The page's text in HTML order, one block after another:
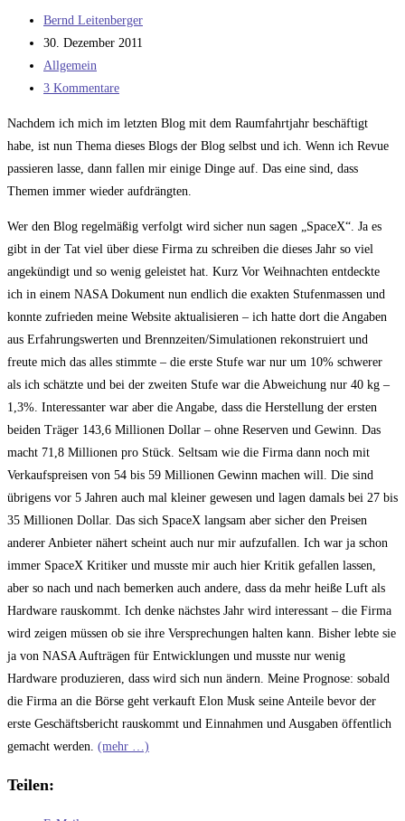
Beitrags-
Autor:
Bernd Leitenberger
Beitrag
veröffentlicht:
30. Dezember 2011
Beitrags-
Kategorie:
Allgemein
Beitrags-
3 Kommentare
Nachdem ich mich im letzten Blog mit dem Raumfahrtjahr beschäftigt
habe, ist nun Thema dieses Blogs der Blog selbst und ich. Wenn ich Revue
passieren lasse, dann fallen mir einige Dinge auf. Das eine sind, dass
Themen immer wieder aufdrängten.
Wer den Blog regelmäßig verfolgt wird sicher nun sagen „SpaceX“. Ja es
gibt in der Tat viel über diese Firma zu schreiben die dieses Jahr so viel
angekündigt und so wenig geleistet hat. Kurz Vor Weihnachten entdeckte
ich in einem NASA Dokument nun endlich die exakten Stufenmassen und
konnte zufrieden meine Website aktualisieren – ich hatte dort die Angaben
aus Erfahrungswerten und Brennzeiten/Simulationen rekonstruiert und
freute mich das alles stimmte – die erste Stufe war nur um 10% schwerer
als ich schätzte und bei der zweiten Stufe war die Abweichung nur 40 kg –
1,3%. Interessanter war aber die Angabe, dass die Herstellung der ersten
beiden Träger 143,6 Millionen Dollar – ohne Reserven und Gewinn. Das
macht 71,8 Millionen pro Stück. Seltsam wie die Firma dann noch mit
Verkaufspreisen von 54 bis 59 Millionen Gewinn machen will. Die sind
übrigens vor 5 Jahren auch mal kleiner gewesen und lagen damals bei 27 bis
35 Millionen Dollar. Das sich SpaceX langsam aber sicher den Preisen
anderer Anbieter nähert scheint auch nur mir aufzufallen. Ich war ja schon
immer SpaceX Kritiker und musste mir auch hier Kritik gefallen lassen,
aber so nach und nach bemerken auch andere, dass da mehr heiße Luft als
Hardware rauskommt. Ich denke nächstes Jahr wird interessant – die Firma
wird zeigen müssen ob sie ihre Versprechungen halten kann. Bisher lebte sie
ja von NASA Aufträgen für Entwicklungen und musste nur wenig
Hardware produzieren, dass wird sich nun ändern. Meine Prognose: sobald
die Firma an die Börse geht verkauft Elon Musk seine Anteile bevor der
erste Geschäftsbericht rauskommt und Einnahmen und Ausgaben öffentlich
gemacht werden. (mehr …)
Teilen: